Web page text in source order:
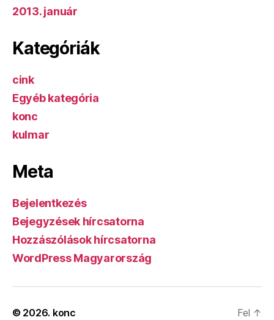
2013. január
Kategóriák
cink
Egyéb kategória
konc
kulmar
Meta
Bejelentkezés
Bejegyzések hírcsatorna
Hozzászólások hírcsatorna
WordPress Magyarország
© 2026. konc Fel ↑